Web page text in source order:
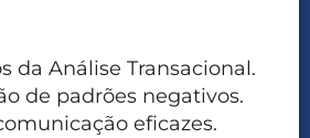
da Análise Transacional.
de padrões negativos.
eficazes.